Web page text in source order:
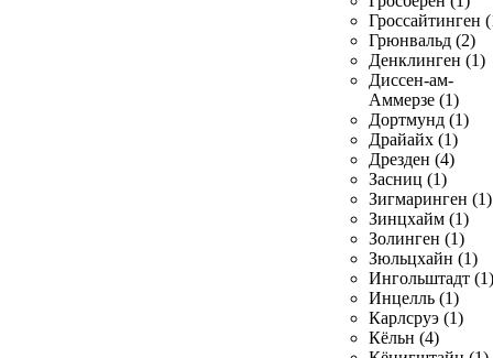
Гроссайтинген
Грюнвальд (2)
Денклинген (1)
Диссен-ам-
Аммерзе (1)
Дортмунд (1)
Драйайх (1)
Дрезден (4)
Засниц (1)
Зигмаринген (1)
Зинцхайм (1)
Золинген (1)
Зюльцхайн (1)
Ингольштадт (1)
Инцелль (1)
Карлсруэ (1)
Кёльн (4)